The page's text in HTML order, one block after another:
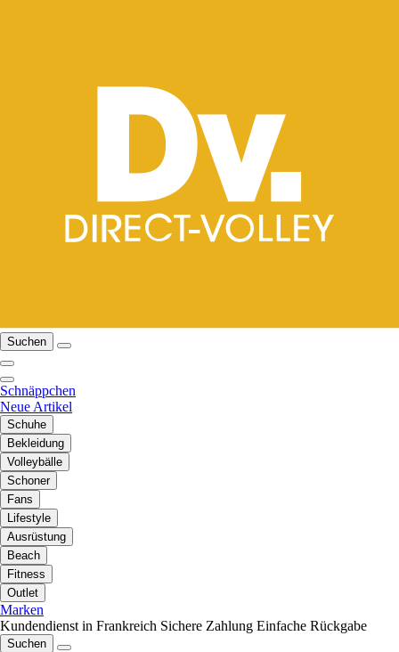
Suchen
Schnäppchen
Neue Artikel
Schuhe
Bekleidung
Volleybälle
Schoner
Fans
Lifestyle
Ausrüstung
Beach
Fitness
Outlet
Marken
Kundendienst in Frankreich Sichere Zahlung Einfache Rückgabe
Suchen